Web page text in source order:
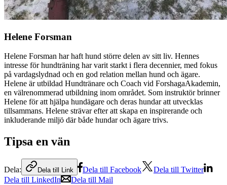
Helene Forsman
Helene Forsman har haft hund större delen av sitt liv. Hennes
intresse för hundträning har varit starkt i flera decennier, med fokus
på vardagslydnad och en god relation mellan hund och ägare.
Helene är utbildad Hundtränare och Coach vid ForshagaAkademin,
en välrenommerad utbildning inom området. Som instruktör brinner
Helene för att hjälpa hundägare och deras hundar att utvecklas
tillsammans. Helene strävar efter att skapa en inspirerande och
inkluderande miljö där både hundar och ägare trivs.
Tipsa en vän
Dela: Dela till Link Dela till Facebook
Dela till Twitter
Dela till LinkedIn
Dela till Mail